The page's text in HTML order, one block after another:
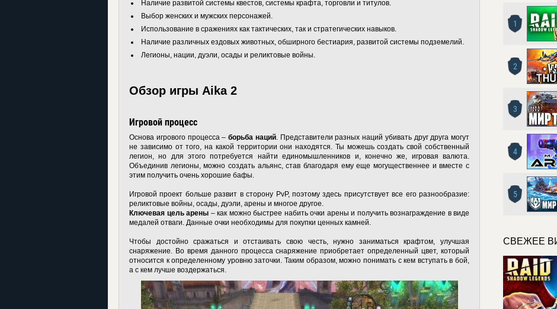
Наличие развитой системы квестов, системы крафта, торговли и титулов.
Выбор женских и мужских персонажей.
Использование в сражениях как тактических, так и стратегических навыков.
Наличие различных ездовых животных, обширного бестиария, развитой системы подземелий.
Легионы, нации, дуэли, осады и реликтовые войны.
Обзор игры Aika 2
Игровой процесс
Основа игрового процесса – борьба наций. Представители разных наций убивать друг друга могут
не зависимо от того, на какой территории они находятся. Ты можешь создать свой собственный
легион, но для этого потребуется найти единомышленников и, конечно же, игровая валюта.
Объединив легионы, можно создать альянс, став благодаря ему еще могущественнее и вместе с
этим получить очень хорошие бафы.
Игровой проект больше развит в сторону PvP, поэтому здесь присутствует все его разнообразие:
реликтовые войны, осады, дуэли, арены и многое другое.
Ключевая цель арены – как можно быстрее набить очки арены и получить вознаграждение в виде
медалей отваги. Данные очки необходимы для покупки ценных камней.
Чтобы достойно сражаться и отстаивать свою честь, нужно заниматься крафтом, улучшая
снаряжение. Во время данного процесса снаряжение приобретает определенный цвет, который
относится к определенному уровню заточки. Таким образом, можно понимать с кем вступать в бой,
а с кем лучше воздержаться.
1
2
3
4
5
СВЕЖЕЕ